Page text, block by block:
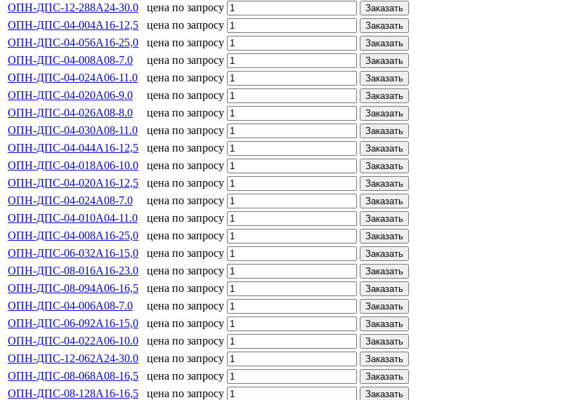
ОПН-ДПС-12-288А24-30.0 цена по запросу Заказать
ОПН-ДПС-04-004А16-12,5 цена по запросу Заказать
ОПН-ДПС-04-056А16-25,0 цена по запросу Заказать
ОПН-ДПС-04-008А08-7.0 цена по запросу Заказать
ОПН-ДПС-04-024А06-11.0 цена по запросу Заказать
ОПН-ДПС-04-020А06-9.0 цена по запросу Заказать
ОПН-ДПС-04-026А08-8.0 цена по запросу Заказать
ОПН-ДПС-04-030А08-11.0 цена по запросу Заказать
ОПН-ДПС-04-044А16-12,5 цена по запросу Заказать
ОПН-ДПС-04-018А06-10.0 цена по запросу Заказать
ОПН-ДПС-04-020А16-12,5 цена по запросу Заказать
ОПН-ДПС-04-024А08-7.0 цена по запросу Заказать
ОПН-ДПС-04-010А04-11.0 цена по запросу Заказать
ОПН-ДПС-04-008А16-25,0 цена по запросу Заказать
ОПН-ДПС-06-032А16-15,0 цена по запросу Заказать
ОПН-ДПС-08-016А16-23.0 цена по запросу Заказать
ОПН-ДПС-08-094А06-16,5 цена по запросу Заказать
ОПН-ДПС-04-006А08-7.0 цена по запросу Заказать
ОПН-ДПС-06-092А16-15,0 цена по запросу Заказать
ОПН-ДПС-04-022А06-10.0 цена по запросу Заказать
ОПН-ДПС-12-062А24-30.0 цена по запросу Заказать
ОПН-ДПС-08-068А08-16,5 цена по запросу Заказать
ОПН-ДПС-08-128А16-16,5 цена по запросу Заказать